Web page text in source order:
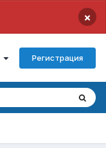
×
Регистрация